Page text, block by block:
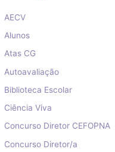
AECV
Alunos
Atas CG
Autoavaliação
Biblioteca Escolar
Ciência Viva
Concurso Diretor CEFOPNA
Concurso Diretor/a